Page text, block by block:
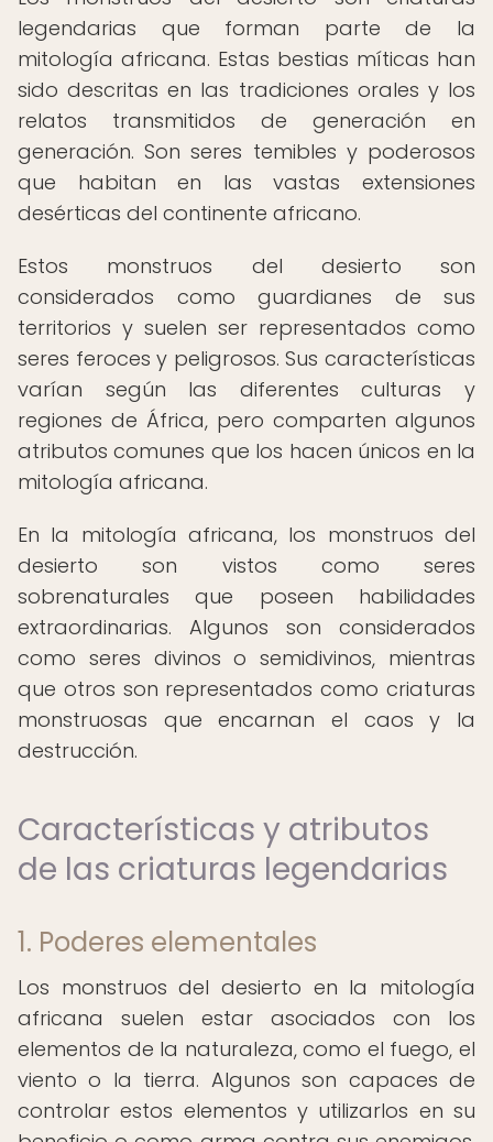
legendarias que forman parte de la
mitología africana. Estas bestias míticas han
sido descritas en las tradiciones orales y los
relatos transmitidos de generación en
generación. Son seres temibles y poderosos
que habitan en las vastas extensiones
desérticas del continente africano.
Estos monstruos del desierto son
considerados como guardianes de sus
territorios y suelen ser representados como
seres feroces y peligrosos. Sus características
varían según las diferentes culturas y
regiones de África, pero comparten algunos
atributos comunes que los hacen únicos en la
mitología africana.
En la mitología africana, los monstruos del
desierto son vistos como seres
sobrenaturales que poseen habilidades
extraordinarias. Algunos son considerados
como seres divinos o semidivinos, mientras
que otros son representados como criaturas
monstruosas que encarnan el caos y la
destrucción.
Características y atributos
de las criaturas legendarias
1. Poderes elementales
Los monstruos del desierto en la mitología
africana suelen estar asociados con los
elementos de la naturaleza, como el fuego, el
viento o la tierra. Algunos son capaces de
controlar estos elementos y utilizarlos en su